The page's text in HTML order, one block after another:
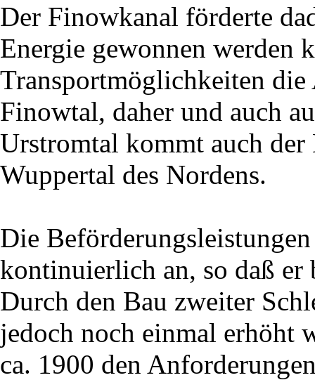
Der Finowkanal förderte
Energie gewonnen werden
Transportmöglichkeiten
Finowtal, daher und auch
Urstromtal kommt auch
Wuppertal des Nordens.
Die
kontinuierlich an, so daß er
Durch den Bau zweiter
jedoch noch einmal erhöht
ca. 1900 den